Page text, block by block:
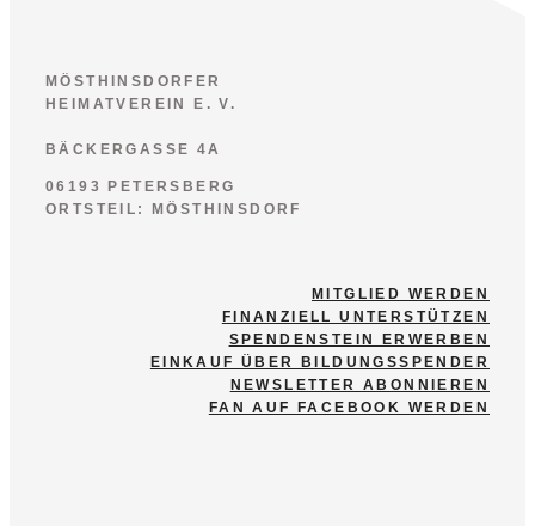
MÖSTHINSDORFER
HEIMATVEREIN E. V.
BÄCKERGASSE 4A
06193 PETERSBERG
ORTSTEIL: MÖSTHINSDORF
MITGLIED WERDEN
FINANZIELL UNTERSTÜTZEN
SPENDENSTEIN ERWERBEN
EINKAUF ÜBER BILDUNGSSPENDER
NEWSLETTER ABONNIEREN
FAN AUF FACEBOOK WERDEN